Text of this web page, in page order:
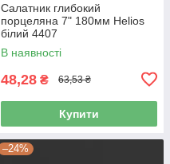
Салатник глибокий
порцеляна 7" 180мм Helios
білий 4407
В наявності
48,28 ₴ 63,53 ₴
Купити
–24%